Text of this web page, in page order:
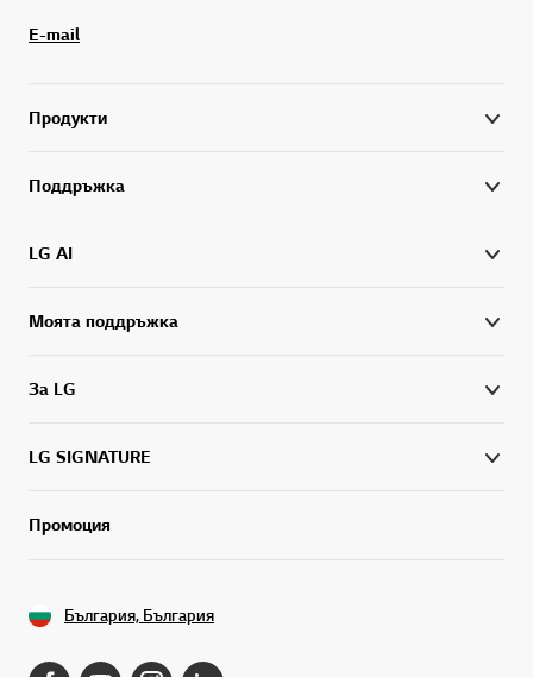
E-mail
Продукти
Поддръжка
LG AI
Моята поддръжка
За LG
LG SIGNATURE
Промоция
България, България